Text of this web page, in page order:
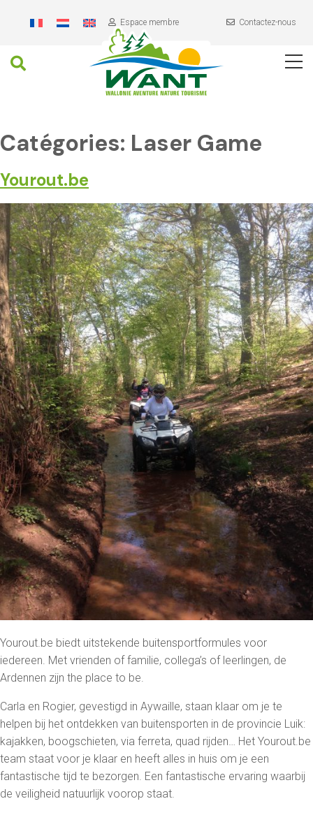
content
Espace membre Contactez-nous
Contenu
principal
Catégories: Laser Game
Yourout.be
Yourout.be biedt uitstekende buitensportformules voor
iedereen. Met vrienden of familie, collega’s of leerlingen, de
Ardennen zijn the place to be.
Carla en Rogier, gevestigd in Aywaille, staan klaar om je te
helpen bij het ontdekken van buitensporten in de provincie Luik:
kajakken, boogschieten, via ferreta, quad rijden… Het Yourout.be
team staat voor je klaar en heeft alles in huis om je een
fantastische tijd te bezorgen. Een fantastische ervaring waarbij
de veiligheid natuurlijk voorop staat.